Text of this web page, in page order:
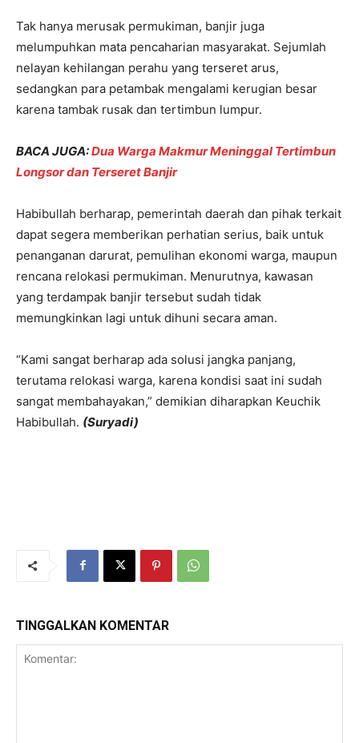
Tak hanya merusak permukiman, banjir juga
melumpuhkan mata pencaharian masyarakat. Sejumlah
nelayan kehilangan perahu yang terseret arus,
sedangkan para petambak mengalami kerugian besar
karena tambak rusak dan tertimbun lumpur.
BACA JUGA:Dua Warga Makmur Meninggal Tertimbun
Longsor dan Terseret Banjir
Habibullah berharap, pemerintah daerah dan pihak terkait
dapat segera memberikan perhatian serius, baik untuk
penanganan darurat, pemulihan ekonomi warga, maupun
rencana relokasi permukiman. Menurutnya, kawasan
yang terdampak banjir tersebut sudah tidak
memungkinkan lagi untuk dihuni secara aman.
“Kami sangat berharap ada solusi jangka panjang,
terutama relokasi warga, karena kondisi saat ini sudah
sangat membahayakan,” demikian diharapkan Keuchik
Habibullah. (Suryadi)
TINGGALKAN KOMENTAR